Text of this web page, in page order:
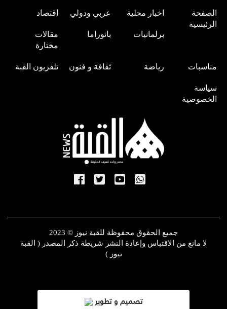
الصفحة
الرئيسية
اخبار محلية عربي ودولي اقتصاد
برلمانيات بانوراما
مقالات
مختارة
مناسبات رياضة ثقافة و فنون تلفزيون القبة
سياسة
الخصوصية
جميع الحقوق محفوظة للقبة نيوز © 2023
لا مانع من الاقتباس وإعادة النشر شريطة ذكر المصدر ( القبة
نيوز )
تصميم و تطوير